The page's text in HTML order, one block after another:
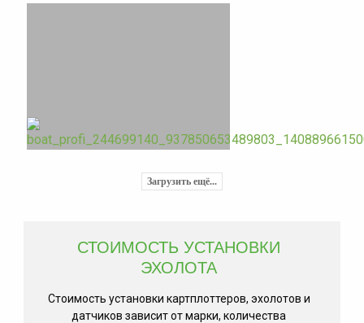
Загрузить ещё...
СТОИМОСТЬ УСТАНОВКИ
ЭХОЛОТА
Стоимость установки картплоттеров, эхолотов и
датчиков зависит от марки, количества